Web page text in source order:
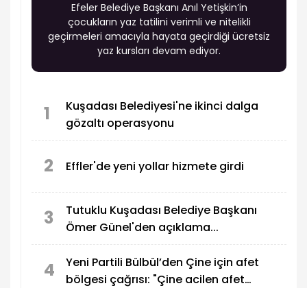
Efeler Belediye Başkanı Anıl Yetişkin’in
çocukların yaz tatilini verimli ve nitelikli
geçirmeleri amacıyla hayata geçirdiği ücretsiz
yaz kursları devam ediyor.
1
Kuşadası Belediyesi'ne ikinci dalga
gözaltı operasyonu
2 Effler'de yeni yollar hizmete girdi
3
Tutuklu Kuşadası Belediye Başkanı
Ömer Günel'den açıklama...
4
Yeni Partili Bülbül’den Çine için afet
bölgesi çağrısı: "Çine acilen afet